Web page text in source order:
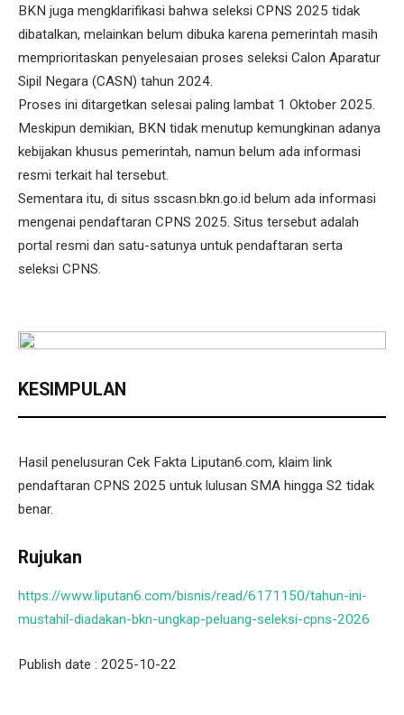
BKN juga mengklarifikasi bahwa seleksi CPNS 2025 tidak
dibatalkan, melainkan belum dibuka karena pemerintah masih
memprioritaskan penyelesaian proses seleksi Calon Aparatur
Sipil Negara (CASN) tahun 2024.
Proses ini ditargetkan selesai paling lambat 1 Oktober 2025.
Meskipun demikian, BKN tidak menutup kemungkinan adanya
kebijakan khusus pemerintah, namun belum ada informasi
resmi terkait hal tersebut.
Sementara itu, di situs sscasn.bkn.go.id belum ada informasi
mengenai pendaftaran CPNS 2025. Situs tersebut adalah
portal resmi dan satu-satunya untuk pendaftaran serta
seleksi CPNS.
KESIMPULAN
Hasil penelusuran Cek Fakta Liputan6.com, klaim link
pendaftaran CPNS 2025 untuk lulusan SMA hingga S2 tidak
benar.
Rujukan
https://www.liputan6.com/bisnis/read/6171150/tahun-ini-
mustahil-diadakan-bkn-ungkap-peluang-seleksi-cpns-2026
Publish date : 2025-10-22